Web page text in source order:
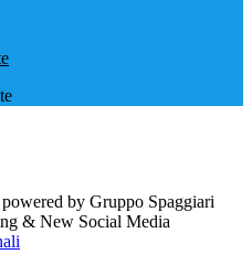
by Gruppo Spaggiari
& New Social Media